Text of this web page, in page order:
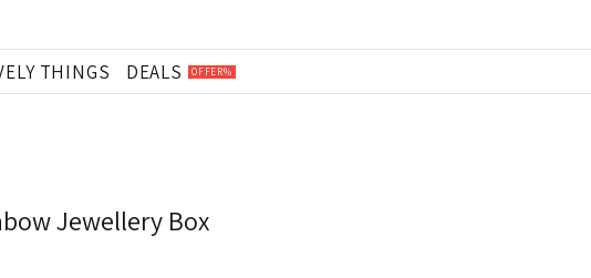
THINGS DEALS OFFER%
Jewellery Box